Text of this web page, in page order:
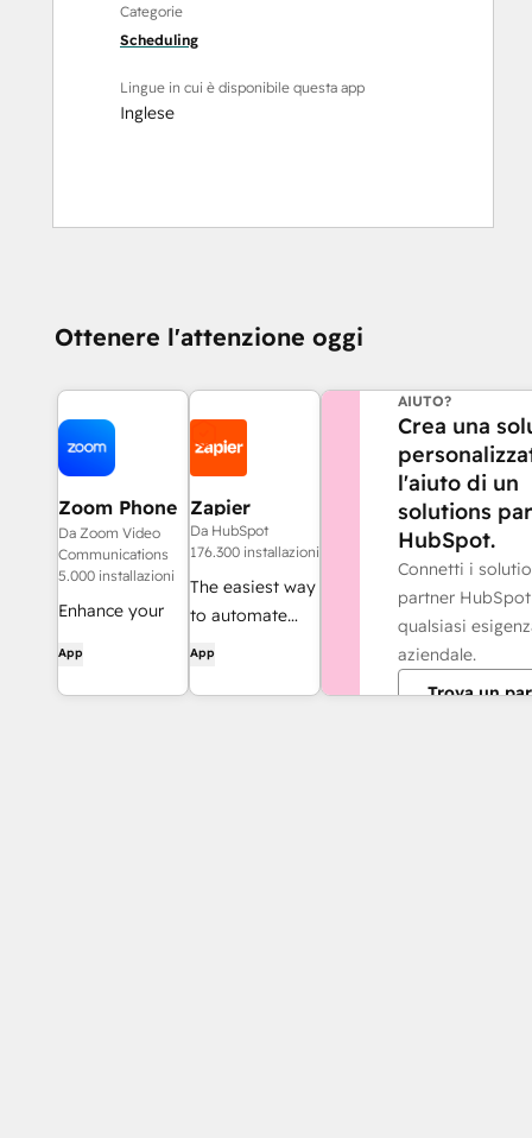
Categorie
Scheduling
Lingue in cui è disponibile questa app
Inglese
Ottenere l'attenzione oggi
Zoom Phone
for HubSpot
Da Zoom Video
Communications
5.000 installazioni
Enhance your
experience and
streamline your
App
Zapier
Da HubSpot
176.300 installazioni
The easiest way
to automate
and connect
8,000+ apps
App
AIUTO?
Crea una
l'aiuto di un
solutions
HubSpot.
Connetti i
partner
qualsiasi
aziendale.
Trova un